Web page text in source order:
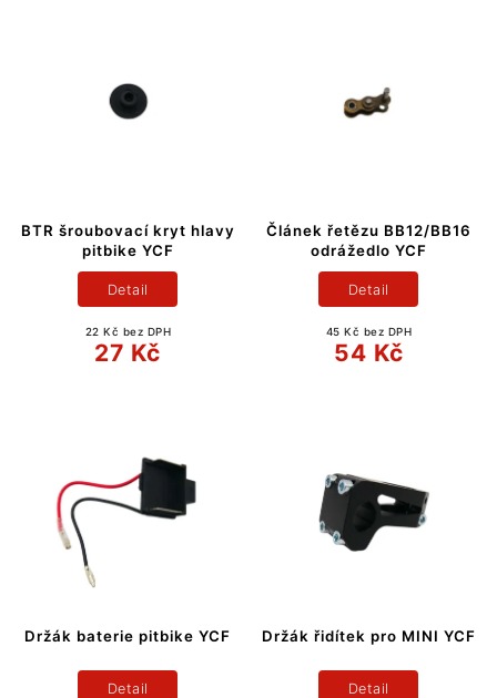
BTR šroubovací kryt hlavy
pitbike YCF
22 Kč bez DPH
27 Kč
Detail
Článek řetězu BB12/BB16
odrážedlo YCF
45 Kč bez DPH
54 Kč
Detail
Držák baterie pitbike YCF
Detail
Držák řidítek pro MINI YCF
Detail